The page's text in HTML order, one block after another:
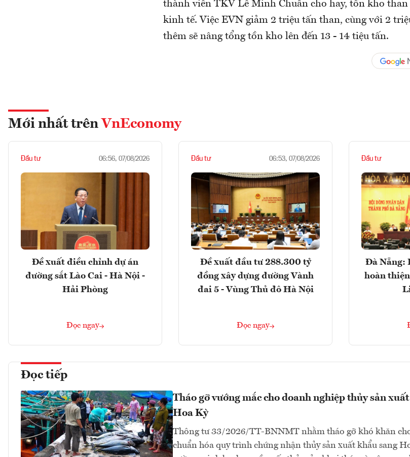
thành viên TKV Lê Minh Chuẩn cho hay, tồn kho than
kinh tế. Việc EVN giảm 2 triệu tấn than, cùng với 2
thêm sẽ nâng tổng tồn kho lên đến 13 - 14 tiệu tấn.
Mới nhất trên VnEconomy
Đầu tư 06:56, 07/08/2026
Đề xuất điều chỉnh dự án
đường sắt Lào Cai - Hà Nội -
Hải Phòng
Đọc ngay
Đầu tư 06:53, 07/08/2026
Đề xuất đầu tư 288.300 tỷ
đồng xây dựng đường Vành
đai 5 - Vùng Thủ đô Hà Nội
Đọc ngay
Đầu tư
Đà Nẵng:
hoàn
Đọc tiếp
Tháo gỡ vướng mắc cho doanh nghiệp thủy sản
Hoa Kỳ
Thông tư 33/2026/TT-BNNMT nhằm tháo gỡ khó khăn
chuẩn hóa quy trình chứng nhận thủy sản xuất khẩu sang